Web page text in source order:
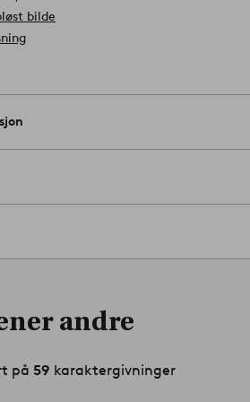
maks 60 w glødepære eller maks 11 w
bilde
andre
på 59 karaktergivninger